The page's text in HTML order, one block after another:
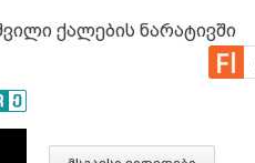
ქალების ნარატივში